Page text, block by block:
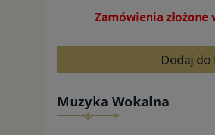
Zamówienia
Dodaj do
Muzyka Wokalna